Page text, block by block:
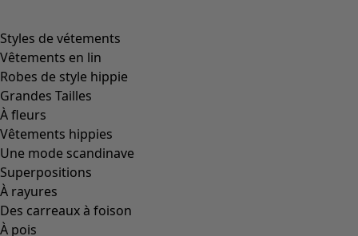
Styles de vétements
Vêtements en lin
Robes de style hippie
Grandes Tailles
À fleurs
Vêtements hippies
Une mode scandinave
Superpositions
À rayures
Des carreaux à foison
À pois